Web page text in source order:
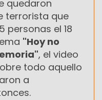
quedaron
terrorista que
personas el 18
"Hoy no
, el video
todo aquello
a